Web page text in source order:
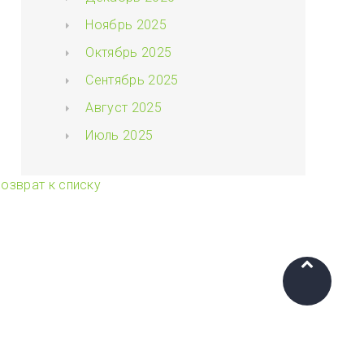
Ноябрь 2025
Октябрь 2025
Сентябрь 2025
Август 2025
Июль 2025
к списку